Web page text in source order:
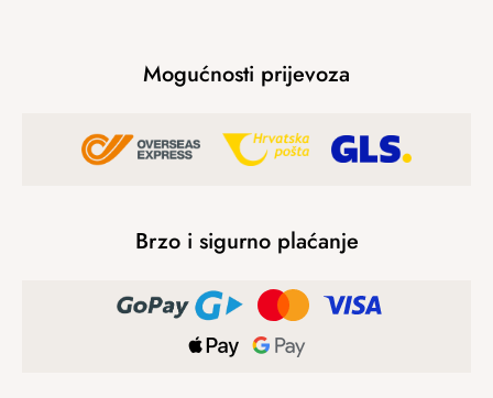
Mogućnosti prijevoza
Brzo i sigurno plaćanje